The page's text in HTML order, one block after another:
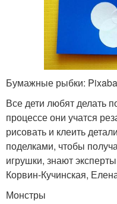
Бумажные рыбки:
Все дети любят делать
процессе они учатся
рисовать и клеить
поделками, чтобы
игрушки, знают
Корвин-Кучинская,
Монстры